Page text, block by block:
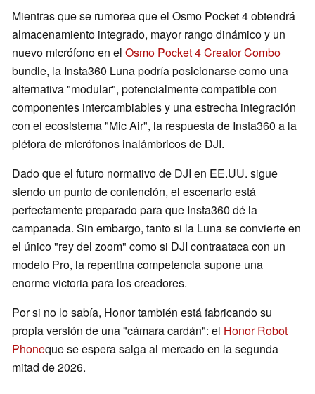
Mientras que se rumorea que el Osmo Pocket 4 obtendrá
almacenamiento integrado, mayor rango dinámico y un
nuevo micrófono en el Osmo Pocket 4 Creator Combo
bundle, la Insta360 Luna podría posicionarse como una
alternativa "modular", potencialmente compatible con
componentes intercambiables y una estrecha integración
con el ecosistema "Mic Air", la respuesta de Insta360 a la
plétora de micrófonos inalámbricos de DJI.
Dado que el futuro normativo de DJI en EE.UU. sigue
siendo un punto de contención, el escenario está
perfectamente preparado para que Insta360 dé la
campanada. Sin embargo, tanto si la Luna se convierte en
el único "rey del zoom" como si DJI contraataca con un
modelo Pro, la repentina competencia supone una
enorme victoria para los creadores.
Por si no lo sabía, Honor también está fabricando su
propia versión de una "cámara cardán": el Honor Robot
Phoneque se espera salga al mercado en la segunda
mitad de 2026.